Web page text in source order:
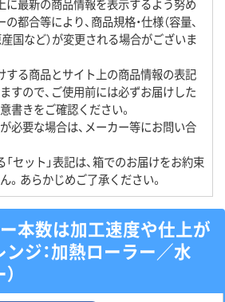
に最新の商品情報を表示するよう努め
都合等により、商品規格・仕様（容量、
産国など）が変更される場合がございま
する商品とサイト上の商品情報の表記
すので、ご使用前には必ずお届けした
書きをご確認ください。
必要な場合は、メーカー等にお問い合
セット」表記は、箱でのお届けをお約束
。あらかじめご了承ください。
本数は加工速度や仕上が
ジ：加熱ローラー／水